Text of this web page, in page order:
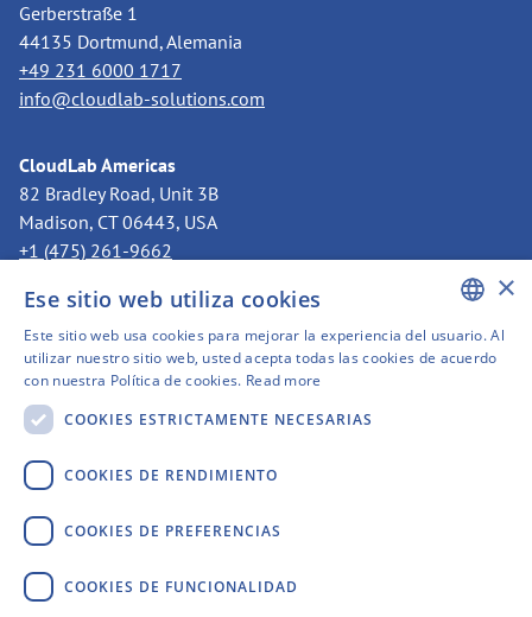
Gerberstraße 1
44135 Dortmund, Alemania
+49 231 6000 1717
info@cloudlab-solutions.com
CloudLab Americas
82 Bradley Road, Unit 3B
Madison, CT 06443, USA
+1 (475) 261-9662
CloudLab en los países nórdicos
Apartado postal 3318
11273 Estocolmo, Suecia
+46 8 525 199 50
nordics@cloudlab-solutions.com
ENGLISH
×
Ese sitio web utiliza cookies
Este sitio web usa cookies para mejorar la experiencia del usuario. Al
utilizar nuestro sitio web, usted acepta todas las cookies de acuerdo
con nuestra Política de cookies. Read more
COOKIES ESTRICTAMENTE NECESARIAS
COOKIES DE RENDIMIENTO
COOKIES DE PREFERENCIAS
COOKIES DE FUNCIONALIDAD